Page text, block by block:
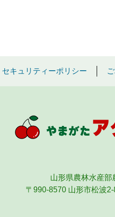
セキュリティーポリシー
山形県農林水産部
〒990-8570 山形市松波2-